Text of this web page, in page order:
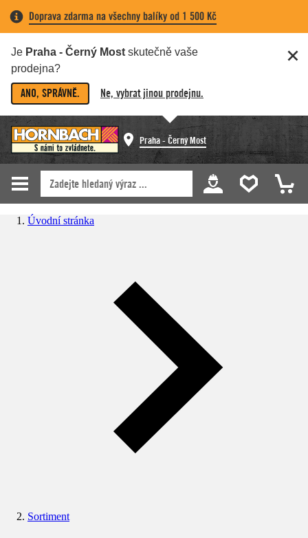
Doprava zdarma na všechny balíky od 1 500 Kč
Je Praha - Černý Most skutečně vaše
prodejna?
ANO, SPRÁVNĚ. Ne, vybrat jinou prodejnu.
Praha - Černý Most
Úvodní stránka
Sortiment